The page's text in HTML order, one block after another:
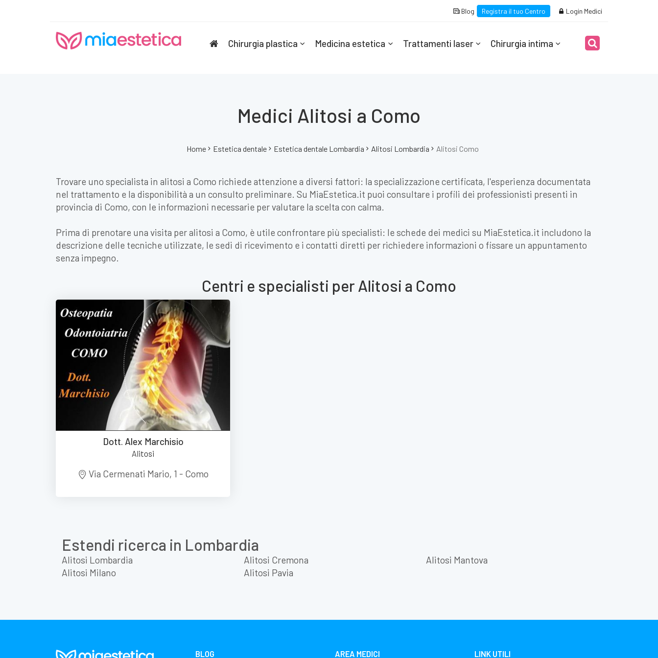
Blog Registra il tuo Centro Login Medici
Chirurgia plastica Medicina estetica Trattamenti laser Chirurgia intima
Medici Alitosi a Como
Home Estetica dentale Estetica dentale Lombardia Alitosi Lombardia Alitosi Como
Trovare uno specialista in alitosi a Como richiede attenzione a diversi fattori: la specializzazione certificata, l'esperienza documentata
nel trattamento e la disponibilità a un consulto preliminare. Su MiaEstetica.it puoi consultare i profili dei professionisti presenti in
provincia di Como, con le informazioni necessarie per valutare la scelta con calma.
Prima di prenotare una visita per alitosi a Como, è utile confrontare più specialisti: le schede dei medici su MiaEstetica.it includono la
descrizione delle tecniche utilizzate, le sedi di ricevimento e i contatti diretti per richiedere informazioni o fissare un appuntamento
senza impegno.
Centri e specialisti per Alitosi a Como
Dott. Alex Marchisio
Alitosi
Via Cermenati Mario, 1 - Como
Estendi ricerca in Lombardia
Alitosi Lombardia Alitosi Cremona
Alitosi Mantova
Alitosi Milano
Alitosi Pavia
BLOG AREA MEDICI LINK UTILI